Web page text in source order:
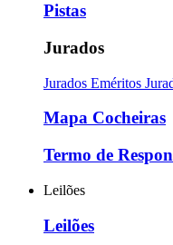
Pistas
Jurados
Jurados Eméritos
Mapa Cocheiras
Termo de
Leilões
Leilões